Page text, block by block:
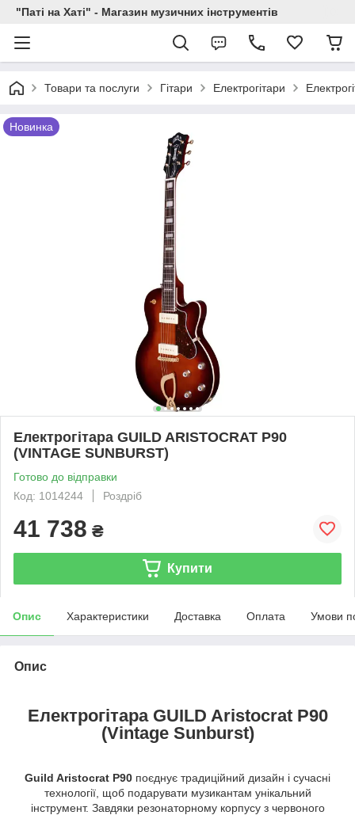
"Паті на Хаті" - Магазин музичних інструментів
Товари та послуги Гітари Електрогітари
Новинка
Електрогітара GUILD ARISTOCRAT P90
(VINTAGE SUNBURST)
Готово до відправки
Код: 1014244
Роздріб
41 738 ₴
Купити
Опис Характеристики Доставка Оплата Умови
Опис
Електрогітара GUILD Aristocrat P90
(Vintage Sunburst)
Guild Aristocrat P90 поєднує традиційний дизайн і сучасні
технології, щоб подарувати музикантам унікальний
інструмент. Завдяки резонаторному корпусу з червоного